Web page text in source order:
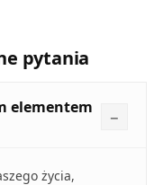
pytania
elementem
życia,